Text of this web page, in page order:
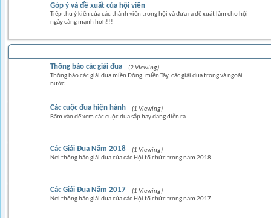
Góp ý và đề xuất của hội viên
Tiếp thu ý kiến của các thành viên trong hội và đưa ra đề xuát làm cho hội
ngày càng mạnh hơn!!!
Thông báo các giải đua
(2 Viewing)
Thông báo các giải đua miền Đông, miền Tây, các giải đua trong và ngoài
nước.
Các cuộc đua hiện hành
(1 Viewing)
Bấm vào để xem các cuộc đua sắp hay đang diễn ra
Các Giải Đua Năm 2018
(1 Viewing)
Nơi thông báo giải đua của các Hội tổ chức trong năm 2018
Các Giải Đua Năm 2017
(1 Viewing)
Nơi thông báo giải đua của các Hội tổ chức trong năm 2017